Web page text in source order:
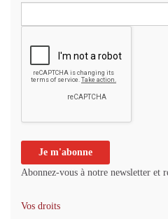
Abonnez-vous à notre newsletter et
Vos droits